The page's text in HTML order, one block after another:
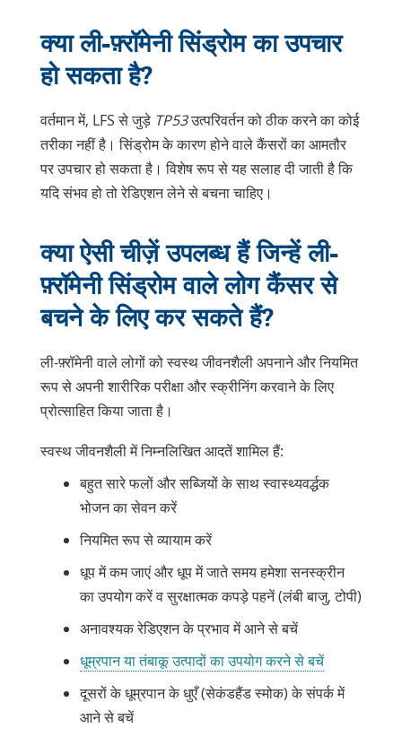
क्या ली-फ़्रॉमेनी सिंड्रोम का उपचार
हो सकता है?
वर्तमान में, LFS से जुड़े TP53उत्परिवर्तन को ठीक करने का कोई
तरीका नहीं है। सिंड्रोम के कारण होने वाले कैंसरों का आमतौर
पर उपचार हो सकता है। विशेष रूप से यह सलाह दी जाती है कि
यदि संभव हो तो रेडिएशन लेने से बचना चाहिए।
क्या ऐसी चीज़ें उपलब्ध हैं जिन्हें ली-
फ़्रॉमेनी सिंड्रोम वाले लोग कैंसर से
बचने के लिए कर सकते हैं?
ली-फ़्रॉमेनी वाले लोगों को स्वस्थ जीवनशैली अपनाने और नियमित
रूप से अपनी शारीरिक परीक्षा और स्क्रीनिंग करवाने के लिए
प्रोत्साहित किया जाता है।
स्वस्थ जीवनशैली में निम्नलिखित आदतें शामिल हैं:
बहुत सारे फलों और सब्जियों के साथ स्वास्थ्यवर्द्धक
भोजन का सेवन करें
नियमित रूप से व्यायाम करें
धूप में कम जाएं और धूप में जाते समय हमेशा सनस्क्रीन
का उपयोग करें व सुरक्षात्मक कपड़े पहनें (लंबी बाजु, टोपी)
अनावश्यक रेडिएशन के प्रभाव में आने से बचें
धूम्रपान या तंबाकू उत्पादों का उपयोग करने से बचें
दूसरों के धूम्रपान के धुएँ (सेकंडहैंड स्मोक) के संपर्क में
आने से बचें